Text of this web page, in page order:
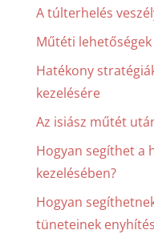
A túlterhelés
Műtéti
Hatékony
kezelésére
Az isiász műtét
Hogyan segíthet a
kezelésében?
Hogyan
tüneteinek